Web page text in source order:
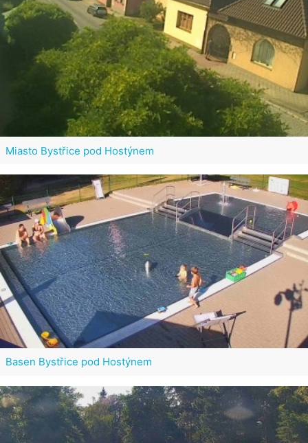
Miasto Bystřice pod Hostýnem
Basen Bystřice pod Hostýnem